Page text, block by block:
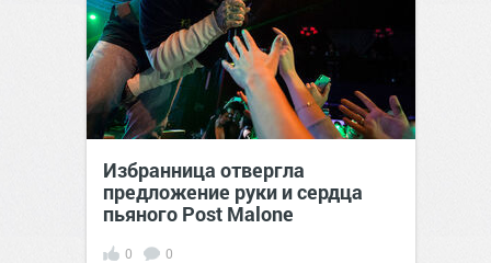
Избранница отвергла
предложение руки и сердца
пьяного Post Malone
0 0